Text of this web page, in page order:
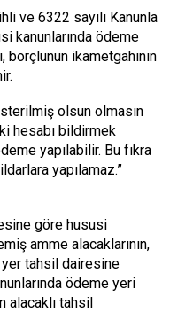
ve 6322 sayılı Kanunla
kanunlarında ödeme
ikametgahının
olsun olmasın
hesabı bildirmek
yapılabilir. Bu fıkra
yapılamaz.”
göre hususi
amme alacaklarının,
yer tahsil dairesine
ödeme yeri
alacaklı tahsil